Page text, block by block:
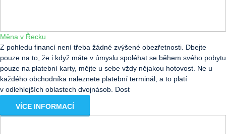
Měna v Řecku
Z pohledu financí není třeba žádné zvýšené obezřetnosti. Dbejte
pouze na to, že i když máte v úmyslu spoléhat se během svého pobytu
pouze na platební karty, mějte u sebe vždy nějakou hotovost. Ne u
každého obchodníka naleznete platební terminál, a to platí
v odlehlejších oblastech dvojnásob. Dost
VÍCE INFORMACÍ